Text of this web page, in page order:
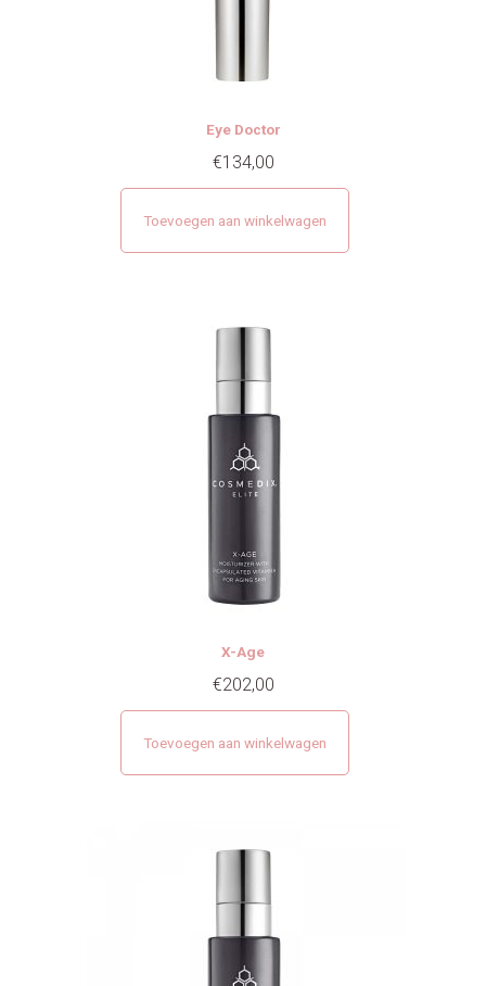
Eye Doctor
€134,00
Toevoegen aan winkelwagen
X-Age
€202,00
Toevoegen aan winkelwagen